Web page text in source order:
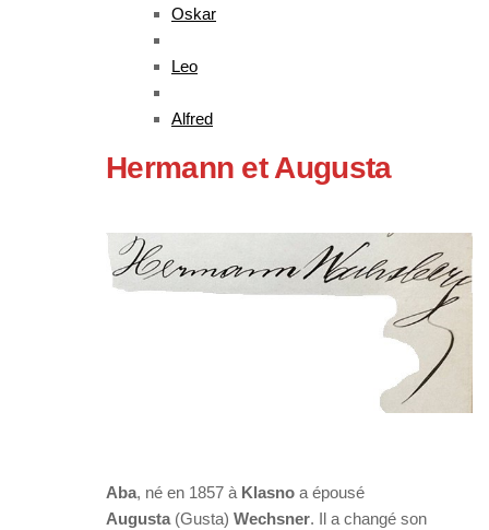
Oskar
Leo
Alfred
Hermann et Augusta
Aba, né en 1857 à Klasno a épousé
Augusta (Gusta) Wechsner. Il a changé son